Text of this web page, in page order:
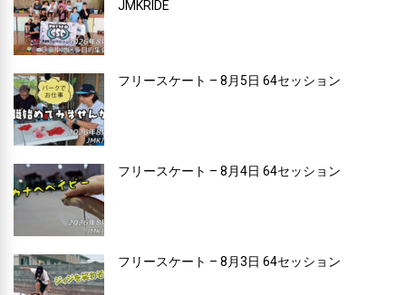
JMKRIDE
フリースケート – 8月5日 64セッション
フリースケート – 8月4日 64セッション
フリースケート – 8月3日 64セッション